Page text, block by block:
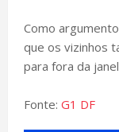
Como
que os vizinhos
para fora da
Fonte: G1 DF